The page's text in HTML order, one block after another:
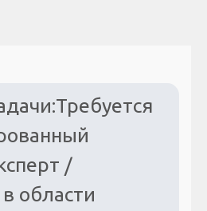
/
области